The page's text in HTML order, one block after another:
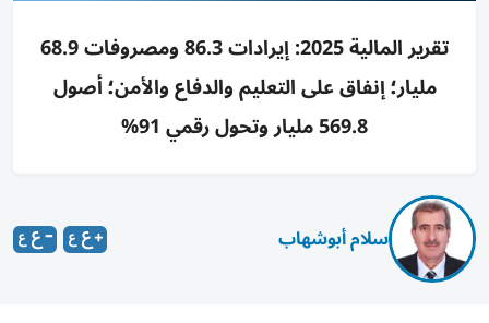
تقرير المالية 2025: إيرادات 86.3 ومصروفات 68.9
مليار؛ إنفاق على التعليم والدفاع والأمن؛ أصول
569.8 مليار وتحول رقمي 91%
سلام أبوشهاب